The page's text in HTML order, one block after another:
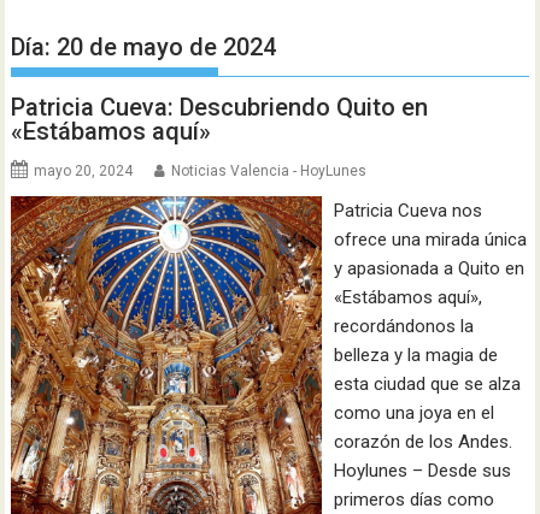
Día: 20 de mayo de 2024
Patricia Cueva: Descubriendo Quito en
«Estábamos aquí»
mayo 20, 2024 Noticias Valencia - HoyLunes
Patricia Cueva nos
ofrece una mirada única
y apasionada a Quito en
«Estábamos aquí»,
recordándonos la
belleza y la magia de
esta ciudad que se alza
como una joya en el
corazón de los Andes.
Hoylunes – Desde sus
primeros días como